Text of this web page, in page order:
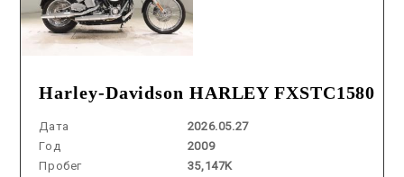
Harley-Davidson HARLEY FXSTC1580
Дата
2026.05.27
Год
2009
Пробег
35,147K